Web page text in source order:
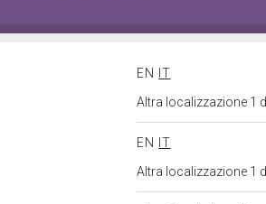
EN
IT
Altra localizzazione 1
EN
IT
Altra localizzazione 1